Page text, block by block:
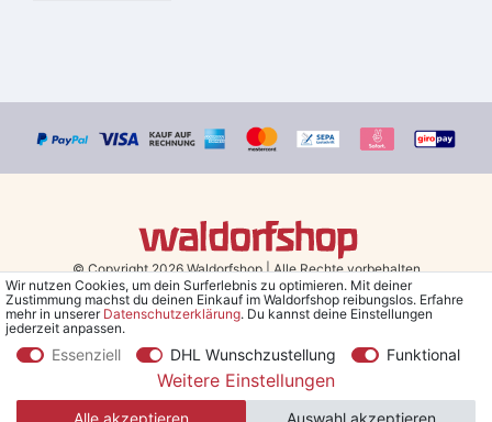
© Copyright 2026 Waldorfshop|Alle Rechte vorbehalten.
Bestellungen mit Prio Versand bis 13 Uhr, garantierter Versand am
*Kostenlose Lieferung in Deutschland und Österreich ab 79 €.
nur für Sparversand - ausgenommen Sperrgut und Speditionsware)
Wir nutzen Cookies, um dein Surferlebnis zu optimieren. Mit deiner
Zustimmung machst du deinen Einkauf im Waldorfshop reibungslos. Erfahre
mehr in unserer Daten­schutz­erklärung. Du kannst deine Einstellungen
jederzeit anpassen.
Essenziell DHL Wunschzustellung Funktional
Weitere Einstellungen
Alle akzeptieren Auswahl akzeptieren